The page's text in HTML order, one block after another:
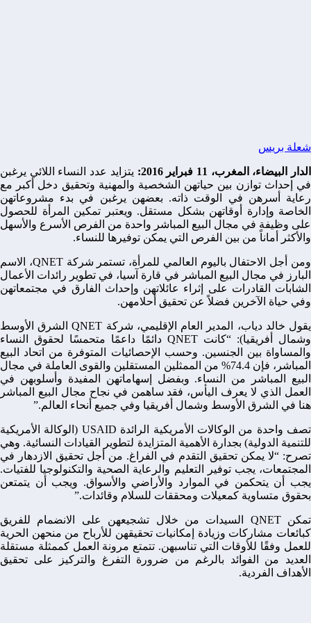
شعلة بريس
الدار البيضاء، المغرب، فبراير 2016:
يتزايد عدد النساء اللائي يرغبن
في إحداث توازن بين حياتهن الشخصية والمهنية وتحقيق دخل أكبر مع
رعاية أسرهن في الوقت ذاته. بعضهن يرغبن في بدء مشروعاتهن
الخاصة وإدارة أوقاتهن بشكل مستقل. ويعتبر تمكين المرأة للحصول
على وظيفة في مجال البيع المباشر واحدة من الفرص الأسرع والأسهل
والأكثر أماناً من بين الفرص التي يمكن توفيرها للنساء.
ومن أجل الاحتفال باليوم العالمي للمرأة، تستمر شركة QNET، الاسم
البارز في مجال البيع المباشر في قارة آسيا، في تطوير رائدات الأعمال
الشابات القادرات على إثراء عائلاتهن وإحداث الفارق في مجتمعاتهن
وفي حياة الآخرين فضلاً عن تحقيق أحلامهن.
يقول خالد دياب، المدير العام الإقليمي، شركة QNET الشرق الأوسط
وشمال أفريقيا): “كانت QNET دائمًا داعمًا متحمسًا لحقوق النساء
والمساواة بين الجنسين. وحسب الإحصائيات المتوفرة من اتحاد البيع
المباشر، فإن 74.4% من الممثلين المستقلين والقوى العاملة في مجال
البيع المباشر من النساء. وبفضل إسهاماتهن المفيدة وأسلوبهن في
العمل الذي لا يعرف اليأس، فقد ساهمن في نجاح مجال البيع المباشر
هنا في الشرق الأوسط وشمال أفريقيا وفي جميع أنحاء العالم.”
تصف واحدة من الوكالات الأمريكية الرائدة USAID (الوكالة الأمريكية
للتنمية الدولية) بجدارة الأهمية المتزايدة لتطوير القيادات النسائية. وهي
تصرح: “لا يمكن تحقيق التقدم في الفراغ. من أجل تحقيق الازدهار في
المجتمعات، يجب توفير التعليم والرعاية الصحية والتكنولوجيا للفتيات.
يجب أن يتحكمن في الموارد والأراضي والأسواق. ويجب أن يتمتعن
بحقوق متساوية كمعيلات ومحققات للسلام وقائدات.”
تمكن QNET السيدات من خلال تشجيعهن على الانضمام للفريق
كبائعات مشاركات وزيادة إمكانيات تحقيقهن للأرباح من منحهن الحرية
للعمل وفقًا للأوقات التي تناسبهن. تتمتع مرونة العمل كممثلة مستقلة
العديد من الفوائد بالرغم من ضرورة التفرغ والتركيز على تحقيق
الأهداف الفردية.